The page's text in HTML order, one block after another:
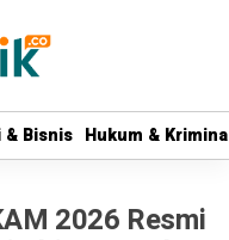
& Bisnis Hukum &
& Bisnis Hukum &
2026 Resmi